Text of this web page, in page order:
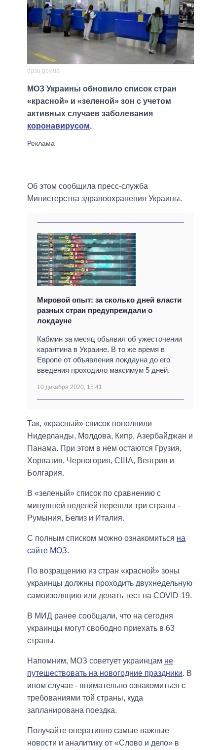
dpsu.gov.ua
МОЗ Украины обновило список стран
«красной» и «зеленой» зон с учетом
активных случаев заболевания
коронавирусом.
Об этом сообщила пресс-служба
Министерства здравоохранения Украины.
Мировой опыт: за сколько дней власти
разных стран предупреждали о
локдауне
Кабмин за месяц объявил об ужесточении
карантина в Украине. В то же время в
Европе от объявления локдауна до его
введения проходило максимум 5 дней.
10 декабря 2020, 15:41
Так, «красный» список пополнили
Нидерланды, Молдова, Кипр, Азербайджан и
Панама. При этом в нем остаются Грузия,
Хорватия, Черногория, США, Венгрия и
Болгария.
В «зеленый» список по сравнению с
минувшей неделей перешли три страны -
Румыния, Белиз и Италия.
С полным списком можно ознакомиться на
сайте МОЗ.
По возращению из стран «красной» зоны
украинцы должны проходить двухнедельную
самоизоляцию или делать тест на COVID-19.
В МИД ранее сообщали, что на сегодня
украинцы могут свободно приехать в 63
страны.
Напомним, МОЗ советует украинцам не
путешествовать на новогодние праздники. В
ином случае - внимательно ознакомиться с
требованиями той страны, куда
запланирована поездка.
Получайте оперативно самые важные
новости и аналитику от «Слово и дело» в